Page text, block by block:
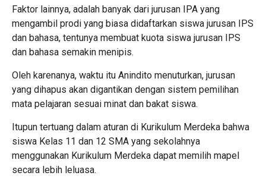
Faktor lainnya, adalah banyak dari jurusan IPA yang
mengambil prodi yang biasa didaftarkan siswa jurusan IPS
dan bahasa, tentunya membuat kuota siswa jurusan IPS
dan bahasa semakin menipis.
Oleh karenanya, waktu itu Anindito menuturkan, jurusan
yang dihapus akan digantikan dengan sistem pemilihan
mata pelajaran sesuai minat dan bakat siswa.
Itupun tertuang dalam aturan di Kurikulum Merdeka bahwa
siswa Kelas 11 dan 12 SMA yang sekolahnya
menggunakan Kurikulum Merdeka dapat memilih mapel
secara lebih leluasa.